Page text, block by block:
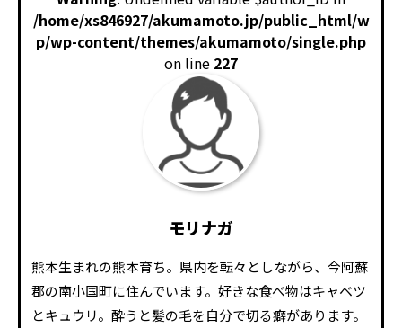
/home/xs846927/akumamoto.jp/public_html/w
p/wp-content/themes/akumamoto/single.php
on line 227
モリナガ
熊本生まれの熊本育ち。県内を転々としながら、今阿蘇
郡の南小国町に住んでいます。好きな食べ物はキャベツ
とキュウリ。酔うと髪の毛を自分で切る癖があります。